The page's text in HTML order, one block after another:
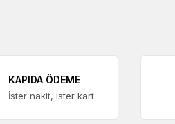
KAPIDA ÖDEME
İster nakit, ister kart